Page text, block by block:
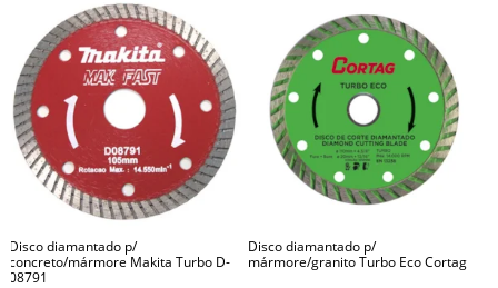
Disco diamantado p/
concreto/mármore Makita Turbo D-
08791
Disco diamantado p/
mármore/granito Turbo Eco Cortag